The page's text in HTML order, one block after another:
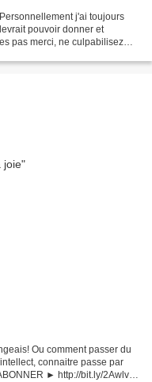
j'ai toujours
pouvoir donner et
pas merci, ne culpabilisez
Ou comment passer du
connaitre passe par
► http://bit.ly/2Awlvzg